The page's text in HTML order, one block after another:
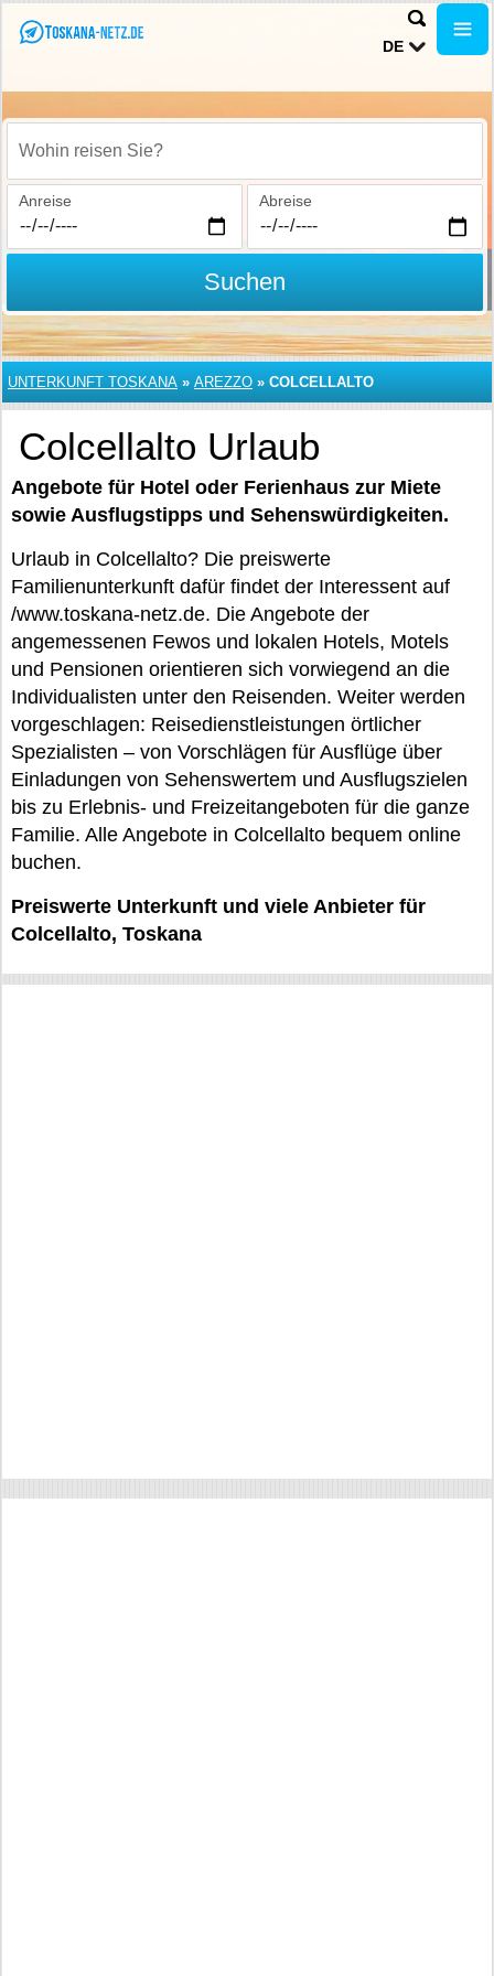
DE
Wohin reisen Sie?
Anreise Abreise
Suchen
UNTERKUNFT TOSKANA » AREZZO » COLCELLALTO
Colcellalto Urlaub
Angebote für Hotel oder Ferienhaus zur Miete
sowie Ausflugstipps und Sehenswürdigkeiten.
Urlaub in Colcellalto? Die preiswerte
Familienunterkunft dafür findet der Interessent auf
/www.toskana-netz.de. Die Angebote der
angemessenen Fewos und lokalen Hotels, Motels
und Pensionen orientieren sich vorwiegend an die
Individualisten unter den Reisenden. Weiter werden
vorgeschlagen: Reisedienstleistungen örtlicher
Spezialisten – von Vorschlägen für Ausflüge über
Einladungen von Sehenswertem und Ausflugszielen
bis zu Erlebnis- und Freizeitangeboten für die ganze
Familie. Alle Angebote in Colcellalto bequem online
buchen.
Preiswerte Unterkunft und viele Anbieter für
Colcellalto, Toskana